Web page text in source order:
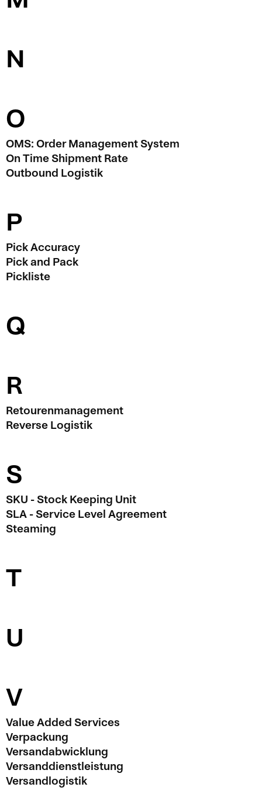
N
O
OMS: Order Management System
On Time Shipment Rate
Outbound Logistik
P
Pick Accuracy
Pick and Pack
Pickliste
Q
R
Retourenmanagement
Reverse Logistik
S
SKU - Stock Keeping Unit
SLA - Service Level Agreement
Steaming
T
U
V
Value Added Services
Verpackung
Versandabwicklung
Versanddienstleistung
Versandlogistik